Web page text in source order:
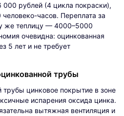
000 рублей (4 цикла покраски),
часов. Переплата за
же теплицу — 4000–5000
очевидна: оцинкованная
5 лет и не требует
трубы
трубы цинковое покрытие в зоне
испарения оксида цинка.
вытяжная вентиляция и